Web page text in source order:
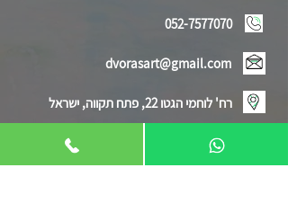
052-7577070
dvorasart@gmail.com
רח' לוחמי הגטו 22, פתח תקווה, ישראל
בואו לבקר